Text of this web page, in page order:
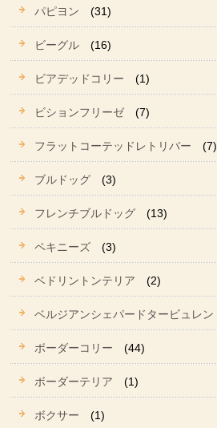
パピヨン (31)
ビーグル (16)
ビアデッドコリー (1)
ビションフリーゼ (7)
フラットコーテッドレトリバー (7)
ブルドッグ (3)
フレンチブルドッグ (13)
ペキニーズ (3)
ベドリントンテリア (2)
ベルジアンシェパードタービュレン
ボーダーコリー (44)
ボーダーテリア (1)
ボクサー (1)